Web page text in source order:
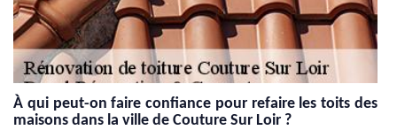
À qui peut-on faire confiance pour refaire les toits des
maisons dans la ville de Couture Sur Loir ?